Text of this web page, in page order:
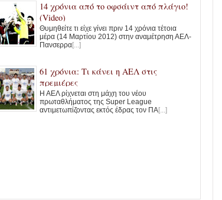
14 χρόνια από το οφσάιντ από πλάγιο!
(Video)
Θυμηθείτε τι είχε γίνει πριν 14 χρόνια τέτοια
μέρα (14 Μαρτίου 2012) στην αναμέτρηση ΑΕΛ-
Πανσερρα[...]
61 χρόνια: Τι κάνει η ΑΕΛ στις
πρεμιέρες
Η ΑΕΛ ρίχνεται στη μάχη του νέου
πρωταθλήματος της Super League
αντιμετωπίζοντας εκτός έδρας τον ΠΑ[...]